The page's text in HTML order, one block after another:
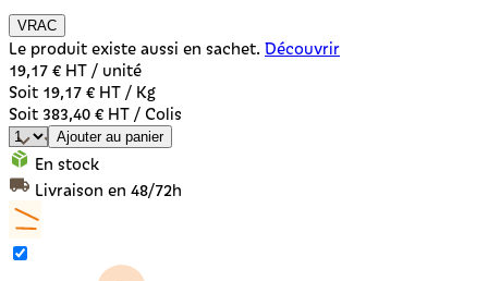
VRAC
Le produit existe aussi en sachet. Découvrir
19,17 € HT / unité
Soit 19,17 € HT / Kg
Soit 383,40 € HT / Colis
Ajouter au panier
En stock
Livraison en 48/72h